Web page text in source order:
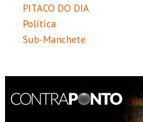
PITACO DO DIA
Política
Sub-Manchete